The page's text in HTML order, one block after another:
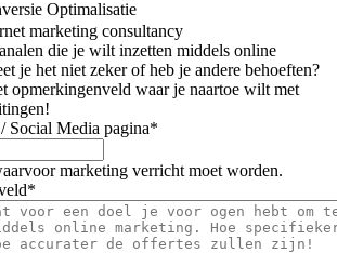
Optimalisatie
marketing consultancy
die je wilt inzetten middels online
je het niet zeker of heb je andere behoeften?
opmerkingenveld waar je naartoe wilt met
Social Media pagina*
marketing verricht moet worden.
*